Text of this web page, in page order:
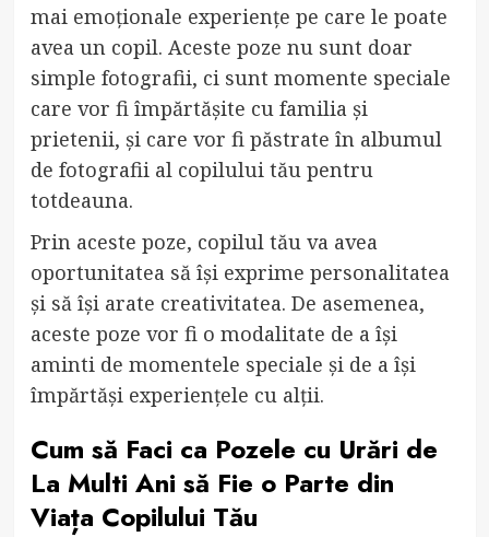
mai emoționale experiențe pe care le poate
avea un copil. Aceste poze nu sunt doar
simple fotografii, ci sunt momente speciale
care vor fi împărtășite cu familia și
prietenii, și care vor fi păstrate în albumul
de fotografii al copilului tău pentru
totdeauna.
Prin aceste poze, copilul tău va avea
oportunitatea să își exprime personalitatea
și să își arate creativitatea. De asemenea,
aceste poze vor fi o modalitate de a își
aminti de momentele speciale și de a își
împărtăși experiențele cu alții.
Cum să Faci ca Pozele cu Urări de
La Multi Ani să Fie o Parte din
Viața Copilului Tău